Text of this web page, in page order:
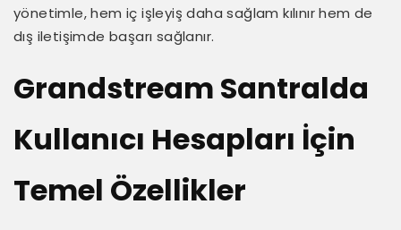
yönetimle, hem iç işleyiş daha sağlam kılınır hem de
dış iletişimde başarı sağlanır.
Grandstream Santralda
Kullanıcı Hesapları İçin
Temel Özellikler